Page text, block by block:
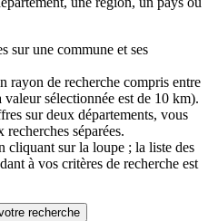
sur une commune et ses
rayon de recherche compris entre
sélectionnée est de 10 km).
sur deux départements, vous
séparées.
cliquant sur la loupe ; la liste des
à vos critères de recherche est
recherche